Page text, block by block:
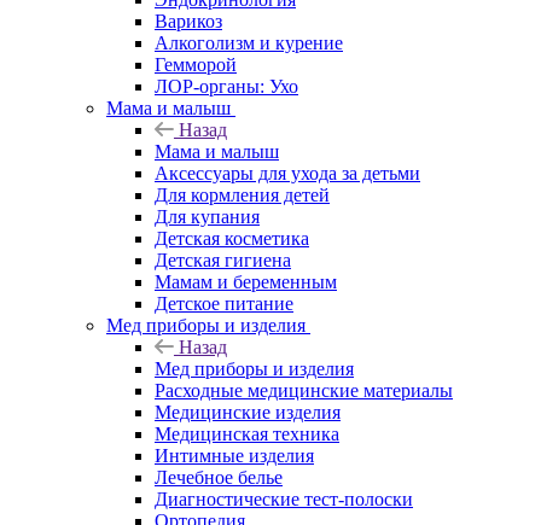
Варикоз
Алкоголизм и курение
Гемморой
ЛОР-органы: Ухо
Мама и малыш
Назад
Мама и малыш
Аксессуары для ухода за детьми
Для кормления детей
Для купания
Детская косметика
Детская гигиена
Мамам и беременным
Детское питание
Мед приборы и изделия
Назад
Мед приборы и изделия
Расходные медицинские материалы
Медицинские изделия
Медицинская техника
Интимные изделия
Лечебное белье
Диагностические тест-полоски
Ортопедия